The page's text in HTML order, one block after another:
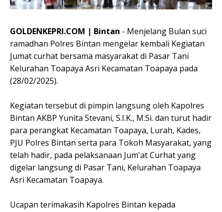
GOLDENKEPRI.COM | Bintan - Menjelang Bulan suci
ramadhan Polres Bintan mengelar kembali Kegiatan
Jumat curhat bersama masyarakat di Pasar Tani
Kelurahan Toapaya Asri Kecamatan Toapaya pada
(28/02/2025).
Kegiatan tersebut di pimpin langsung oleh Kapolres
Bintan AKBP Yunita Stevani, S.I.K., M.Si. dan turut hadir
para perangkat Kecamatan Toapaya, Lurah, Kades,
PJU Polres Bintan serta para Tokoh Masyarakat, yang
telah hadir, pada pelaksanaan Jum'at Curhat yang
digelar langsung di Pasar Tani, Kelurahan Toapaya
Asri Kecamatan Toapaya.
Ucapan terimakasih Kapolres Bintan kepada